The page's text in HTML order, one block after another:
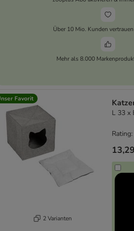
Über 10 Mio. Kunden
Mehr als 8.000
Favorit
2 Varianten
L 33 x